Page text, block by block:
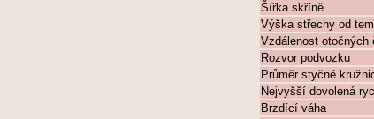
Šířka skříně
Výška střechy od
Vzdálenost otočných
Rozvor podvozku
Průměr styčné
Nejvyšší dovolená
Brzdící váha